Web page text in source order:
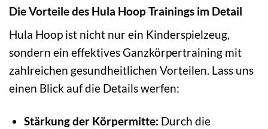
Die Vorteile des Hula Hoop Trainings im Detail
Hula Hoop ist nicht nur ein Kinderspielzeug,
sondern ein effektives Ganzkörpertraining mit
zahlreichen gesundheitlichen Vorteilen. Lass uns
einen Blick auf die Details werfen:
Stärkung der Körpermitte: Durch die